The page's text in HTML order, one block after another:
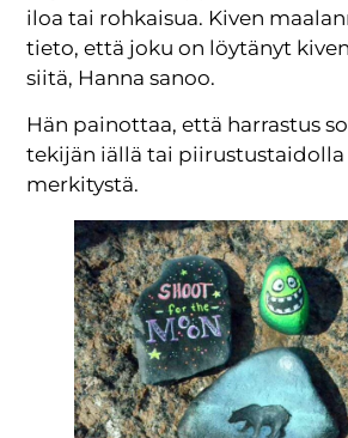
iloa tai rohkaisua. Kiven
tieto, että joku on löytänyt
siitä, Hanna sanoo.
Hän painottaa, että harrastus
tekijän iällä tai piirustustaidolla
merkitystä.